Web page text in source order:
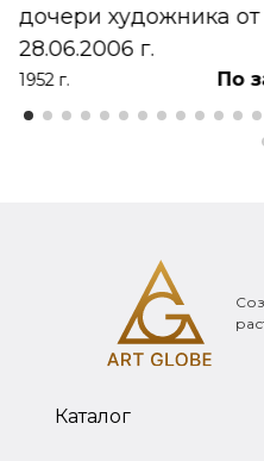
дочери художника от
28.06.2006 г.
1952 г. По
Каталог